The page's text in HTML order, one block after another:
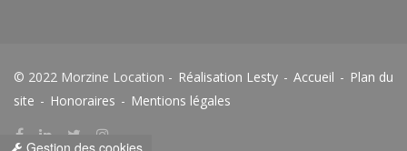
© 2022 Morzine Location - Réalisation Lesty - Accueil - Plan du
site - Honoraires - Mentions légales
Gestion des cookies